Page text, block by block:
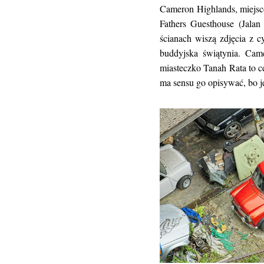
Cameron Highlands,
Fathers Guesthouse
ścianach wiszą zdjęcia z
buddyjska świątynia.
miasteczko Tanah Rata to
ma sensu go opisywać, bo